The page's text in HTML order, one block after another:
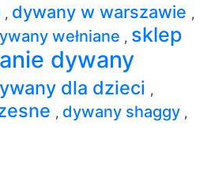
, dywany w warszawie ,
wełniane , sklep
dywany
dla dzieci ,
, dywany shaggy ,